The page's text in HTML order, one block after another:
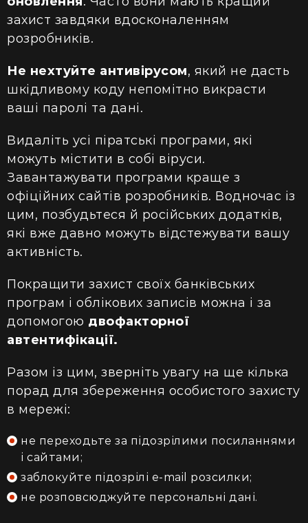
захист завдяки вдосконаленням
розробників.
Не нехтуйте антивірусом, який не дасть
шкідливому коду непомітно викрасти
ваші паролі та дані.
Видаліть усі піратські програми, які
можуть містити в собі віруси.
Завантажувати програми краще з
офіційних сайтів розробників. Водночас із
цим, позбудьтеся й російських додатків,
які вже давно можуть відстежувати вашу
активність.
Покращити захист своїх банківських
програм і облікових записів можна і за
допомогою двофакторної
автентифікації.
Разом із цим, зверніть увагу на ще кілька
порад для збереження особистого захисту
в мережі:
не переходьте за підозрілими посиланнями
і сайтами;
заблокуйте підозрілі e-mail розсилки;
не розповсюджуйте персональні дані.